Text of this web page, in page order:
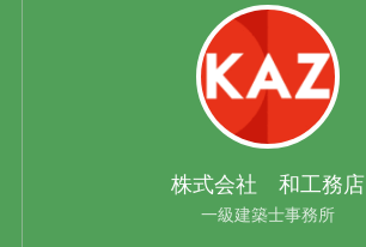
株式会社 和工務店
一級建築士事務所